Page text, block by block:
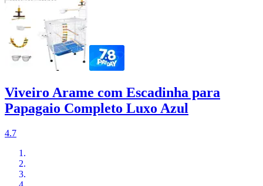
Viveiro Arame com Escadinha para
Papagaio Completo Luxo Azul
4.7